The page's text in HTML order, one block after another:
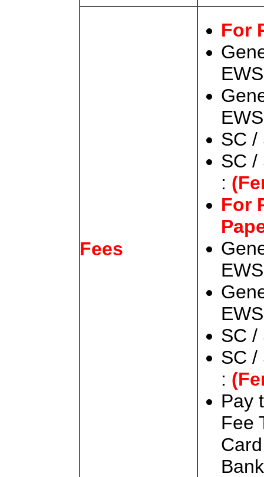
Fees
For
SC
SC /
:
For
SC
SC /
:
Pay
Fee